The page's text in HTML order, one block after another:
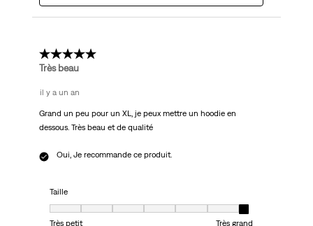
5 étoile(s) sur 5.
Très beau
il y a un an
Grand un peu pour un XL, je peux mettre un hoodie en
dessous. Très beau et de qualité
Oui, Je recommande ce produit.
Taille
Taille, 7 sur 7, où 1 est égal à Très petit et 7 est égal à Très grand
Très petit
Très grand